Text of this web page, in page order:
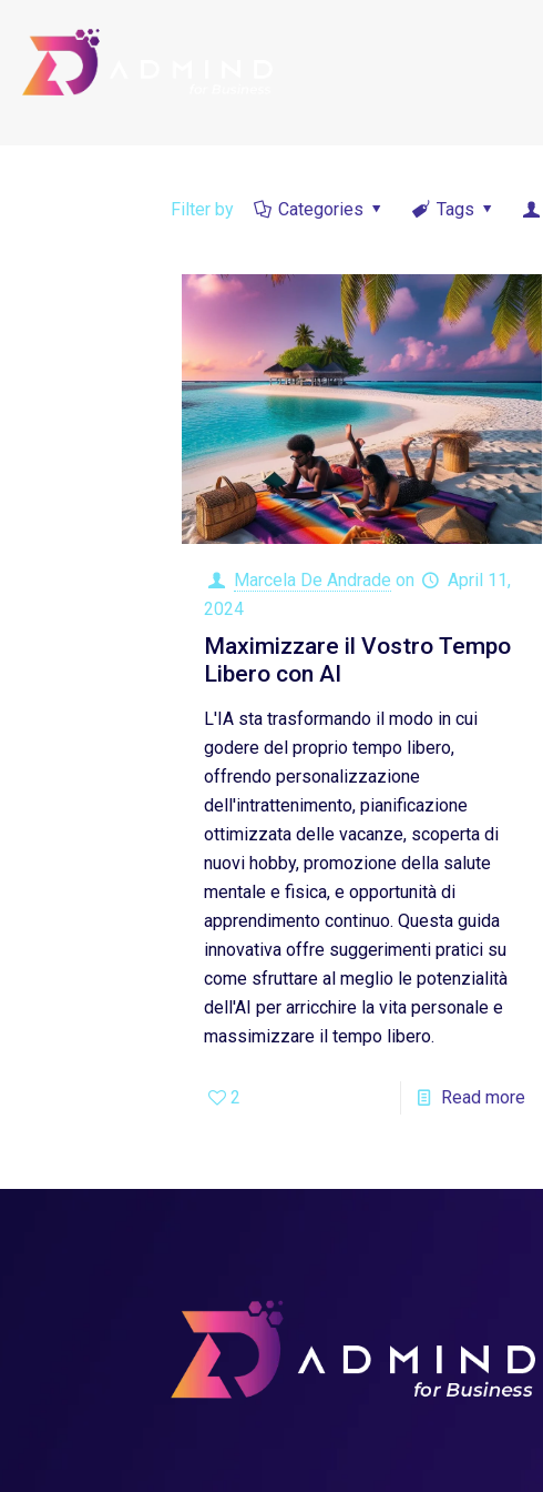
Filter by Categories Tags
Marcela De Andrade on
April 11,
2024
Maximizzare il Vostro Tempo
Libero con AI
L'IA sta trasformando il modo in cui
godere del proprio tempo libero,
offrendo personalizzazione
dell'intrattenimento, pianificazione
ottimizzata delle vacanze, scoperta di
nuovi hobby, promozione della salute
mentale e fisica, e opportunità di
apprendimento continuo. Questa guida
innovativa offre suggerimenti pratici su
come sfruttare al meglio le potenzialità
dell'AI per arricchire la vita personale e
massimizzare il tempo libero.
2 Read more